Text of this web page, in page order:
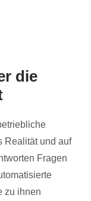
die
Realität und auf
Fragen
zu ihnen